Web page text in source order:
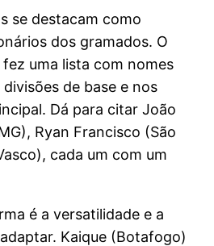
se destacam como
dos gramados. O
uma lista com nomes
de base e nos
Dá para citar João
Ryan Francisco (São
cada um com um
é a versatilidade e a
Kaique (Botafogo)